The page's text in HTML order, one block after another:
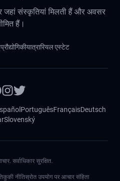
संस्कृतियां मिलती हैं और अवसर
हैं।
प्रौद्योगिकीयात्रारियल एस्टेट
PortuguêsFrançaisDeutsch
Slovenský
सर्वाधिकार सुरक्षित.
कुकी नीतिस्रोत उपयोग पर आचार संहिता